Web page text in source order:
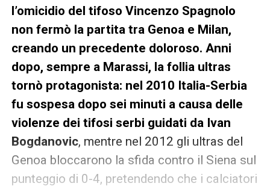
l’omicidio del tifoso Vincenzo Spagnolo
non fermò la partita tra Genoa e Milan,
creando un precedente doloroso. Anni
dopo, sempre a Marassi, la follia ultras
tornò protagonista: nel 2010 Italia-Serbia
fu sospesa dopo sei minuti a causa delle
violenze dei tifosi serbi guidati da Ivan
Bogdanovic, mentre nel 2012 gli ultras del
Genoa bloccarono la sfida contro il Siena sul
punteggio di 0-4, pretendendo che i calciatori